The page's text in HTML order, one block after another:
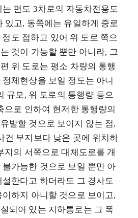
편도 3차로의 자동차전용도
있고, 동쪽에는 유일하게 중로
도 접하고 있어 위 도로 쪽으
것이 가능할 뿐만 아니라, 그
위 도로는 평소 차량의 통행
체현상을 보일 정도는 아니
규모, 위 도로의 통행량 등으
으로 인하여 현저한 통행량의
발할 것으로 보이지 않는 점,
건 부지보다 낮은 곳에 위치하
지의 서쪽으로 대체도로를 개
가능한 것으로 보일 뿐만 아
한다고 하더라도 그 경사도
하지 아니할 것으로 보이고,
되어 있는 지하통로는 그 폭